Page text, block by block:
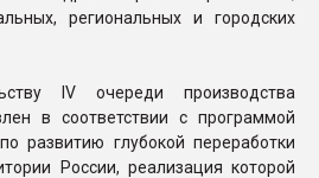
региональных и городских
IV очереди производства
в соответствии с программой
развитию глубокой переработки
России, реализация которой